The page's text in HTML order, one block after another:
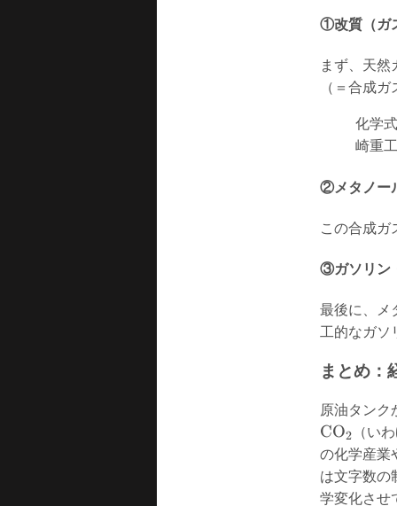
①改質（ガ
まず、天然
（＝合成
化学
崎重
②メタノー
この合成ガ
③ガソリン
最後に、メ
工的なガソ
まとめ：
原油タンク
CO2 （い
の化学産業
は文字数の
学変化させ